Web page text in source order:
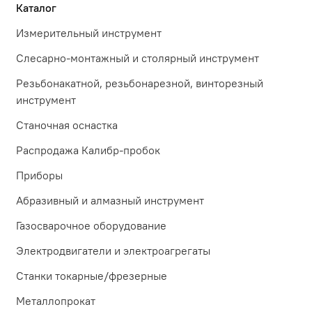
Каталог
Измерительный инструмент
Слесарно-монтажный и столярный инструмент
Резьбонакатной, резьбонарезной, винторезный
инструмент
Станочная оснастка
Распродажа Калибр-пробок
Приборы
Абразивный и алмазный инструмент
Газосварочное оборудование
Электродвигатели и электроагрегаты
Станки токарные/фрезерные
Металлопрокат